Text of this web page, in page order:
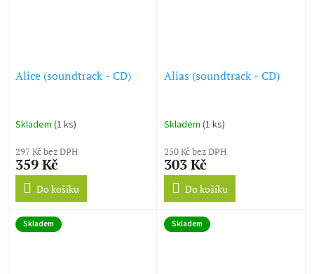
Alice (soundtrack - CD)
Skladem (1 ks)
297 Kč bez DPH
359 Kč
Do košíku
Alias (soundtrack - CD)
Skladem (1 ks)
250 Kč bez DPH
303 Kč
Do košíku
Skladem Skladem